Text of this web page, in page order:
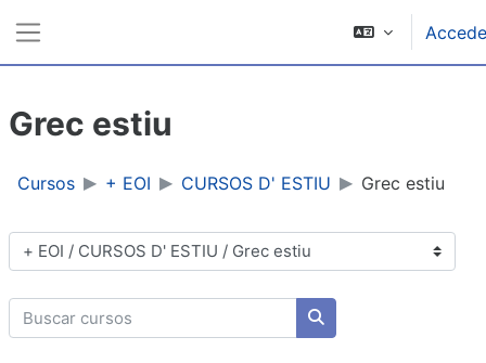
Grec estiu
Cursos + EOI CURSOS D' ESTIU Grec estiu
Categorías de cursos
Buscar cursos
Buscar cursos